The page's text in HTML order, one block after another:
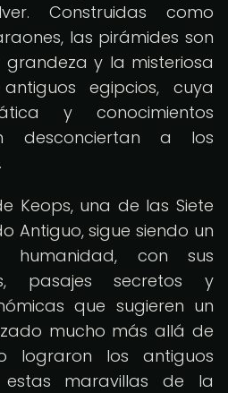
Construidas como
las pirámides son
y la misteriosa
egipcios, cuya
y conocimientos
desconciertan a los
Keops, una de las Siete
Antiguo, sigue siendo un
con sus
pasajes secretos y
que sugieren un
mucho más allá de
lograron los antiguos
estas maravillas de la